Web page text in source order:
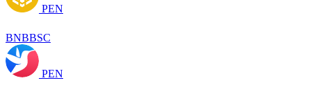
PEN
BNBBSC
PEN